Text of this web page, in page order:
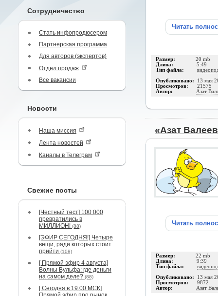
Сотрудничество
Стать инфопродюсером
Партнерская программа
Для авторов (экспертов)
Отдел продаж
Все вакансии
Новости
Наша миссия
Лента новостей
Каналы в Телеграм
Свежие посты
[Честный тест] 100 000
превратились в
МИЛЛИОН! (88)
[ЭФИР СЕГОДНЯ!] Четыре
вещи, ради которых стоит
прийти (108)
[ Прямой эфир 4 августа]
Волны Вульфа: где деньги
на самом деле? (88)
[ Сегодня в 19:00 МСК]
Читать
Размер: 20 mb
Длина: 5:49
Тип файла:
Опубликовано: 13 мая
Просмотров: 21575
Автор: Азат
«Азат
Читать
Размер: 22 mb
Длина: 9:39
Тип файла:
Опубликовано: 13 мая
Просмотров: 9872
Автор: Азат